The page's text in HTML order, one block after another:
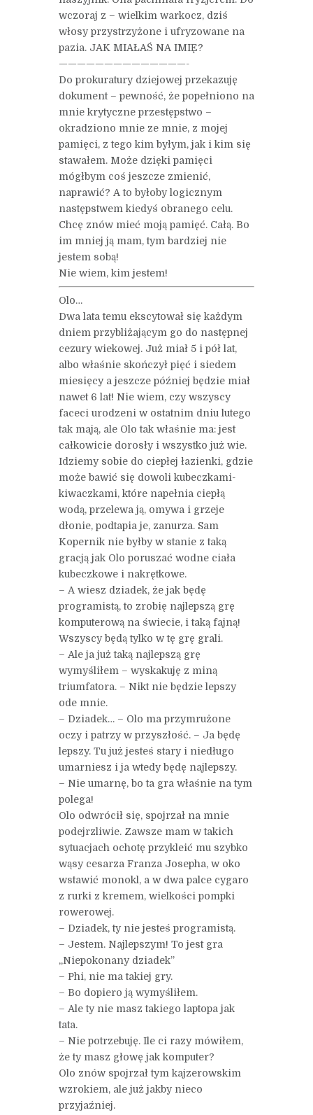
wczoraj z – wielkim warkocz, dziś
włosy przystrzyżone i ufryzowane na
pazia. JAK MIAŁAŚ NA IMIĘ?
——————————————-
Do prokuratury dziejowej przekazuję
dokument – pewność, że popełniono na
mnie krytyczne przestępstwo –
okradziono mnie ze mnie, z mojej
pamięci, z tego kim byłym, jak i kim się
stawałem. Może dzięki pamięci
mógłbym coś jeszcze zmienić,
naprawić? A to byłoby logicznym
następstwem kiedyś obranego celu.
Chcę znów mieć moją pamięć. Całą. Bo
im mniej ją mam, tym bardziej nie
jestem sobą!
Nie wiem, kim jestem!
Olo…
Dwa lata temu ekscytował się każdym
dniem przybliżającym go do następnej
cezury wiekowej. Już miał 5 i pół lat,
albo właśnie skończył pięć i siedem
miesięcy a jeszcze później będzie miał
nawet 6 lat! Nie wiem, czy wszyscy
faceci urodzeni w ostatnim dniu lutego
tak mają, ale Olo tak właśnie ma: jest
całkowicie dorosły i wszystko już wie.
Idziemy sobie do ciepłej łazienki, gdzie
może bawić się dowoli kubeczkami-
kiwaczkami, które napełnia ciepłą
wodą, przelewa ją, omywa i grzeje
dłonie, podtapia je, zanurza. Sam
Kopernik nie byłby w stanie z taką
gracją jak Olo poruszać wodne ciała
kubeczkowe i nakrętkowe.
– A wiesz dziadek, że jak będę
programistą, to zrobię najlepszą grę
komputerową na świecie, i taką fajną!
Wszyscy będą tylko w tę grę grali.
– Ale ja już taką najlepszą grę
wymyśliłem – wyskakuję z miną
triumfatora. – Nikt nie będzie lepszy
ode mnie.
– Dziadek… – Olo ma przymrużone
oczy i patrzy w przyszłość. – Ja będę
lepszy. Tu już jesteś stary i niedługo
umarniesz i ja wtedy będę najlepszy.
– Nie umarnę, bo ta gra właśnie na tym
polega!
Olo odwrócił się, spojrzał na mnie
podejrzliwie. Zawsze mam w takich
sytuacjach ochotę przykleić mu szybko
wąsy cesarza Franza Josepha, w oko
wstawić monokl, a w dwa palce cygaro
z rurki z kremem, wielkości pompki
rowerowej.
– Dziadek, ty nie jesteś programistą.
– Jestem. Najlepszym! To jest gra
„Niepokonany dziadek”
– Phi, nie ma takiej gry.
– Bo dopiero ją wymyśliłem.
– Ale ty nie masz takiego laptopa jak
tata.
– Nie potrzebuję. Ile ci razy mówiłem,
że ty masz głowę jak komputer?
Olo znów spojrzał tym kajzerowskim
wzrokiem, ale już jakby nieco
przyjaźniej.